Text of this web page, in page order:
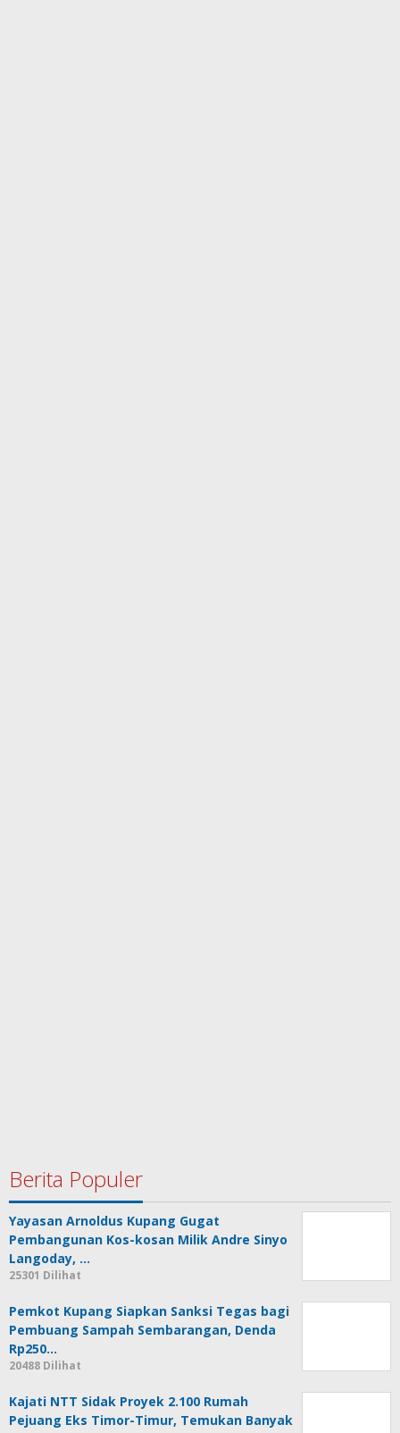
Berita Populer
Yayasan Arnoldus Kupang Gugat
Pembangunan Kos-kosan Milik Andre Sinyo
Langoday, …
25301 Dilihat
Pemkot Kupang Siapkan Sanksi Tegas bagi
Pembuang Sampah Sembarangan, Denda
Rp250…
20488 Dilihat
Kajati NTT Sidak Proyek 2.100 Rumah
Pejuang Eks Timor-Timur, Temukan Banyak